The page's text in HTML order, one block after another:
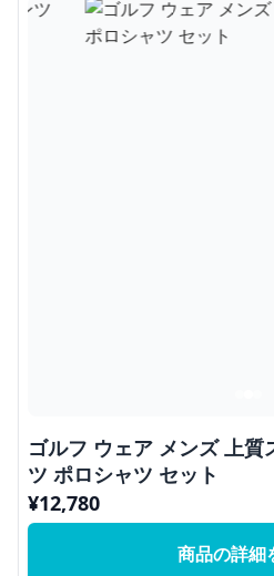
ゴルフ ウェア メンズ 上
ツ ポロシャツ セット
¥12,780
商品の詳細